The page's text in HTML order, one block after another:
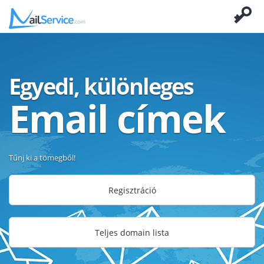
Egyedi, különleges
Email címek
Tűnj ki a tömegből!
Regisztráció
Teljes domain lista